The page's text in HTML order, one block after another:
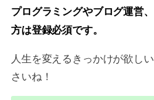
プログラミングやブログ運営
方は登録必須です。
人生を変えるきっかけが欲し
さいね！